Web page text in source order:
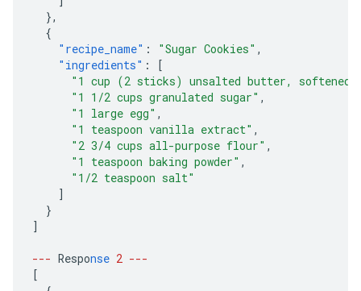
},
{
"recipe_name" : "Sugar Cookies" ,
"ingredients" :
[
"1 cup (2 sticks) unsalted butter, softened"
"1 1/2 cups granulated sugar" ,
"1 large egg" ,
"1 teaspoon vanilla extract" ,
"2 3/4 cups all-purpose flour" ,
"1 teaspoon baking powder" ,
"1/2 teaspoon salt"
]
}
]
--- Response 2 ---
[